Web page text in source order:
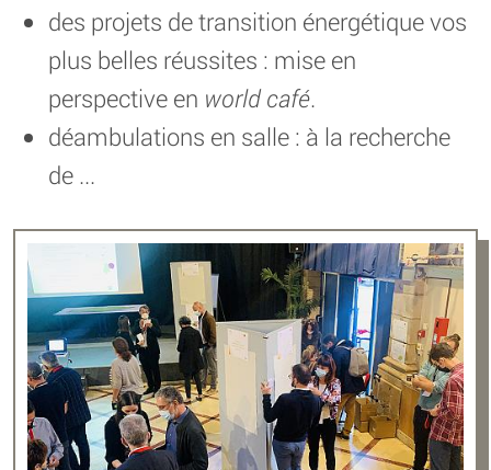
des projets de transition énergétique vos
plus belles réussites : mise en
perspective en world café.
déambulations en salle : à la recherche
de ...